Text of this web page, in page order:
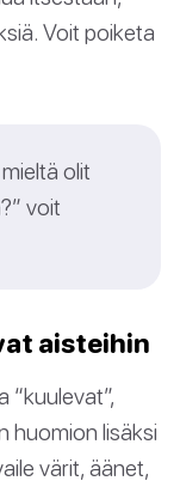
Voit poiketa
olit
voit
aisteihin
“kuulevat”,
huomion lisäksi
värit, äänet,